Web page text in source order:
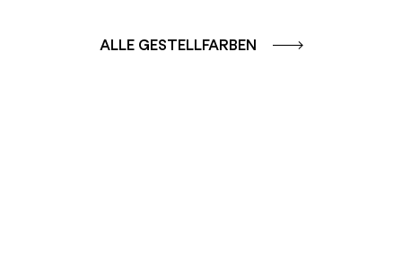
ALLE GESTELLFARBEN